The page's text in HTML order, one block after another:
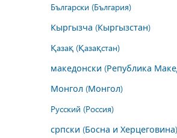
Български (България)
Кыргызча (Кыргызстан)
Қазақ (Қазақстан)
македонски (Република
Монгол (Монгол)
Русский (Россия)
српски (Босна и Херцеговина)